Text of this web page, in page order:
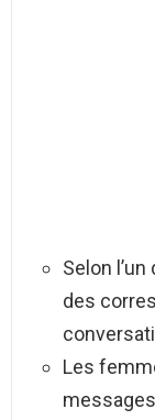
Selon
des
Les